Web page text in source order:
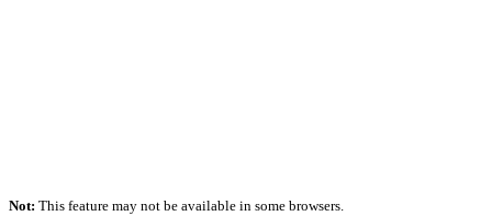
Not: This feature may not be available in some browsers.